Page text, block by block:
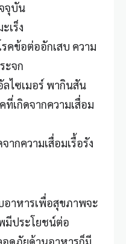
จุบัน
เร็ง
รคข้อต่ออักเสบ ความ
ะจก
ลไซเมอร์ พากินสัน
เกิดจากความเสื่อม
ากความเสื่อมเรื้อรัง
อาหารเพื่อสุขภาพจะ
มีประโยชน์ต่อ